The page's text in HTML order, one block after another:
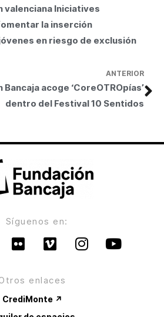
ANTERIOR
Bancaja acoge ‘CoreOTROpías’
dentro del Festival 10 Sentidos
valenciana Iniciatives
la inserción
en riesgo de exclusión
Síguenos en:
enlaces
CrediMonte ↗